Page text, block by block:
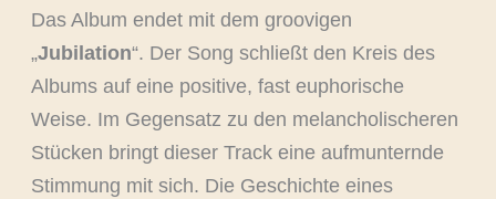
Das Album endet mit dem groovigen
„Jubilation“. Der Song schließt den Kreis des
Albums auf eine positive, fast euphorische
Weise. Im Gegensatz zu den melancholischeren
Stücken bringt dieser Track eine aufmunternde
Stimmung mit sich. Die Geschichte eines